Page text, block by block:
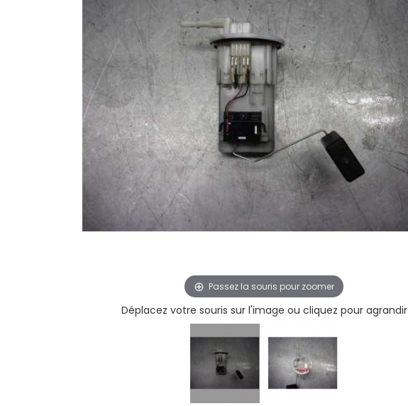
Passez la souris pour zoomer
Déplacez votre souris sur l'image ou cliquez pour agrandir